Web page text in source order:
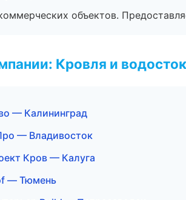
объектов.
Кровля и
— Калининград
— Владивосток
Кров — Калуга
— Тюмень